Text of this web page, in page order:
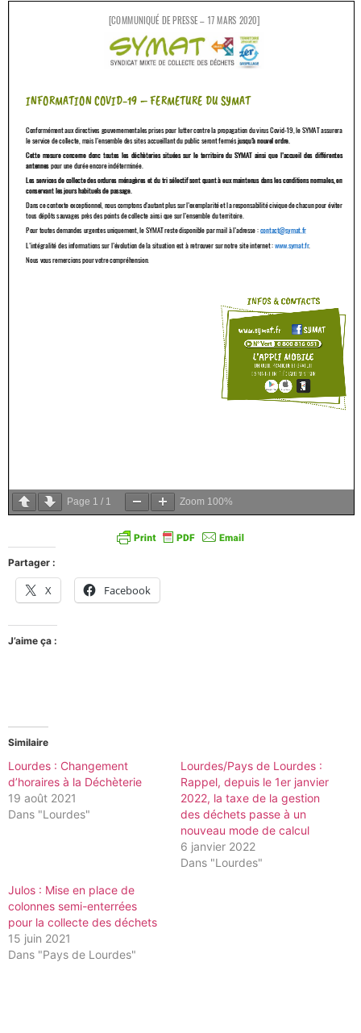
Page 1 / 1 Zoom 100%
Partager :
X Facebook
J’aime ça :
Similaire
Lourdes : Changement
d’horaires à la Déchèterie
19 août 2021
Dans "Lourdes"
Lourdes/Pays de Lourdes :
Rappel, depuis le 1er janvier
2022, la taxe de la gestion
des déchets passe à un
nouveau mode de calcul
6 janvier 2022
Dans "Lourdes"
Julos : Mise en place de
colonnes semi-enterrées
pour la collecte des déchets
15 juin 2021
Dans "Pays de Lourdes"